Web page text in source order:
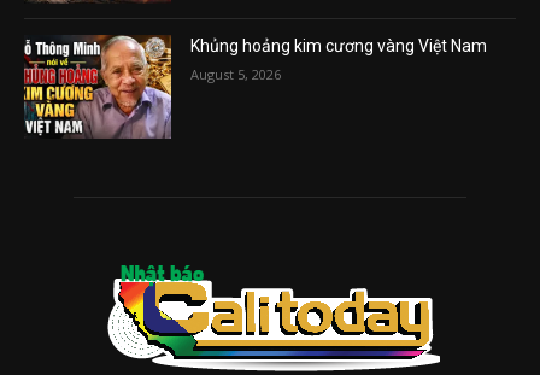
Khủng hoảng kim cương vàng Việt Nam
August 5, 2026